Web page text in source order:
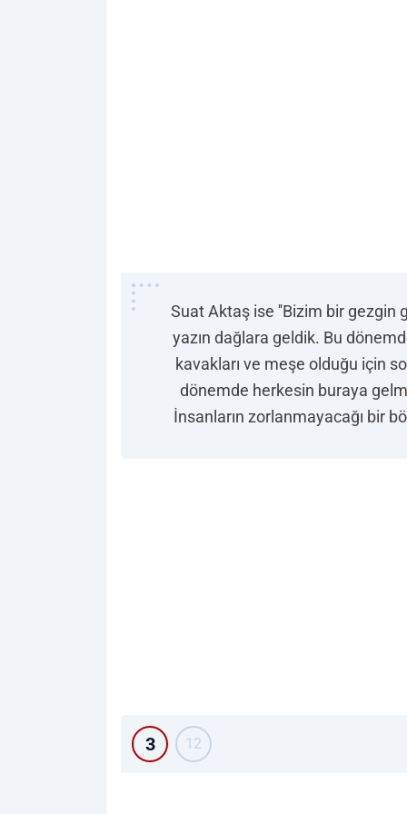
Suat Aktaş ise ''Bizim bir gezgin
yazın dağlara geldik. Bu
kavakları ve meşe olduğu için
dönemde herkesin buraya
İnsanların zorlanmayacağı bir
3 12